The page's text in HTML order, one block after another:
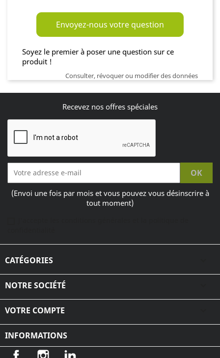
Envoyez-nous votre question
Soyez le premier à poser une question sur ce
produit !
Consulter, révoquer ou modifier des données
Recevez nos offres spéciales
(Envoi une fois par mois et vous pouvez vous désinscrire à
tout moment)
CATÉGORIES
NOTRE SOCIÉTÉ
VOTRE COMPTE
INFORMATIONS
Facebook Instagram